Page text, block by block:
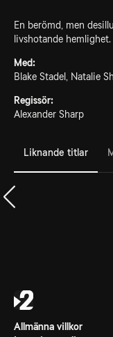
En berömd, men
livshotande hemlighet.
Med:
Blake Stadel, Natalie
Regissör:
Alexander Sharp
Liknande titlar
Allmänna villkor